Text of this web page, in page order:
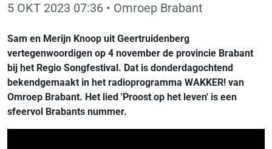
5 OKT 2023 07:36 • Omroep Brabant
Sam en Merijn Knoop uit Geertruidenberg
vertegenwoordigen op 4 november de provincie Brabant
bij het Regio Songfestival. Dat is donderdagochtend
bekendgemaakt in het radioprogramma WAKKER! van
Omroep Brabant. Het lied 'Proost op het leven' is een
sfeervol Brabants nummer.